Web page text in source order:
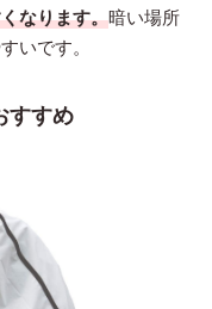
なります。暗い場所
いです。
すすめ